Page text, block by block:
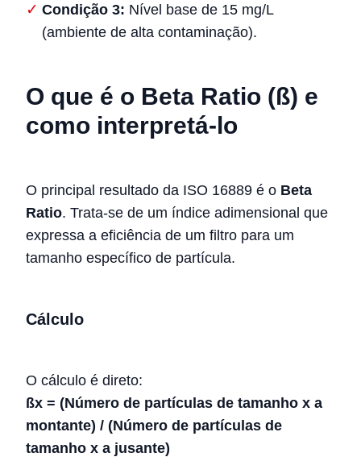
Condição 3: Nível base de 15 mg/L
(ambiente de alta contaminação).
O que é o Beta Ratio (ß) e
como interpretá-lo
O principal resultado da ISO 16889 é o Beta
Ratio. Trata-se de um índice adimensional que
expressa a eficiência de um filtro para um
tamanho específico de partícula.
Cálculo
O cálculo é direto:
ßx = (Número de partículas de tamanho x a
montante) / (Número de partículas de
tamanho x a jusante)